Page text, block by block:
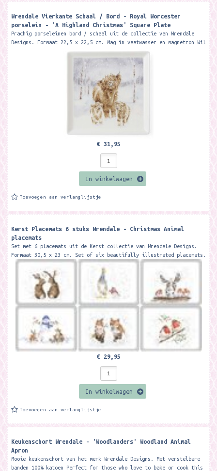
Wrendale Vierkante Schaal / Bord - Royal Worcester
porselein - 'A Highland Christmas' Square Plate ​
Prachig porseleinen bord / schaal uit de collectie van Wrendale
Designs. Formaat 22,5 x 22,5 cm. Mag in vaatwasser en magnetron Wil
€ 31,95
In winkelwagen
Toevoegen aan verlanglijstje
Kerst Placemats 6 stuks Wrendale - Christmas Animal
placemats
Set met 6 placemats uit de Kerst collectie van Wrendale Designs.
Formaat 30,5 x 23 cm. Set of six beautifully illustrated placemats.
The...
€ 29,95
In winkelwagen
Toevoegen aan verlanglijstje
Keukenschort Wrendale - 'Woodlanders' Woodland Animal
Apron
Mooie keukenschort van het merk Wrendale Designs. Met verstelbare
banden 100% katoen Perfect for those who love to bake or cook this